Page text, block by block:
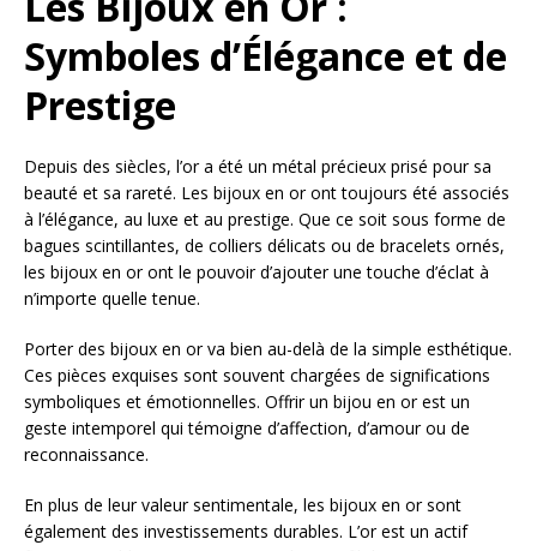
Symboles d’Élégance et de
Prestige
Depuis des siècles, l’or a été un métal précieux prisé pour sa
beauté et sa rareté. Les bijoux en or ont toujours été associés
à l’élégance, au luxe et au prestige. Que ce soit sous forme de
bagues scintillantes, de colliers délicats ou de bracelets ornés,
les bijoux en or ont le pouvoir d’ajouter une touche d’éclat à
n’importe quelle tenue.
Porter des bijoux en or va bien au-delà de la simple esthétique.
Ces pièces exquises sont souvent chargées de significations
symboliques et émotionnelles. Offrir un bijou en or est un
geste intemporel qui témoigne d’affection, d’amour ou de
reconnaissance.
En plus de leur valeur sentimentale, les bijoux en or sont
également des investissements durables. L’or est un actif